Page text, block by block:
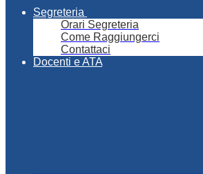
Segreteria
Orari Segreteria
Come Raggiungerci
Contattaci
Docenti e ATA